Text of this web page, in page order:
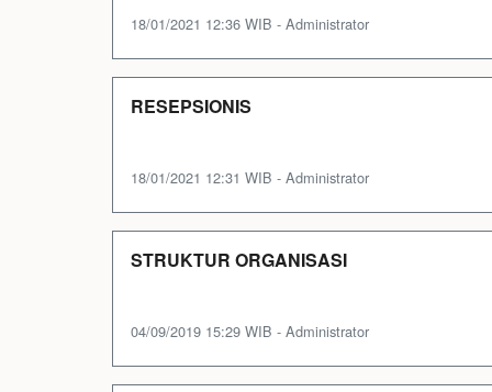
18/01/2021 12:36 WIB - Administrator
RESEPSIONIS
18/01/2021 12:31 WIB - Administrator
STRUKTUR ORGANISASI
04/09/2019 15:29 WIB - Administrator